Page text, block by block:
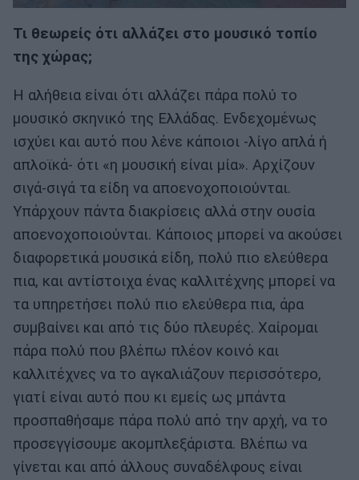
Τι θεωρείς ότι αλλάζει στο μουσικό τοπίο
της χώρας;
Η αλήθεια είναι ότι αλλάζει πάρα πολύ το
μουσικό σκηνικό της Ελλάδας. Ενδεχομένως
ισχύει και αυτό που λένε κάποιοι -λίγο απλά ή
απλοϊκά- ότι «η μουσική είναι μία». Αρχίζουν
σιγά-σιγά τα είδη να αποενοχοποιούνται.
Υπάρχουν πάντα διακρίσεις αλλά στην ουσία
αποενοχοποιούνται. Κάποιος μπορεί να ακούσει
διαφορετικά μουσικά είδη, πολύ πιο ελεύθερα
πια, και αντίστοιχα ένας καλλιτέχνης μπορεί να
τα υπηρετήσει πολύ πιο ελεύθερα πια, άρα
συμβαίνει και από τις δύο πλευρές. Χαίρομαι
πάρα πολύ που βλέπω πλέον κοινό και
καλλιτέχνες να το αγκαλιάζουν περισσότερο,
γιατί είναι αυτό που κι εμείς ως μπάντα
προσπαθήσαμε πάρα πολύ από την αρχή, να το
προσεγγίσουμε ακομπλεξάριστα. Βλέπω να
γίνεται και από άλλους συναδέλφους είναι